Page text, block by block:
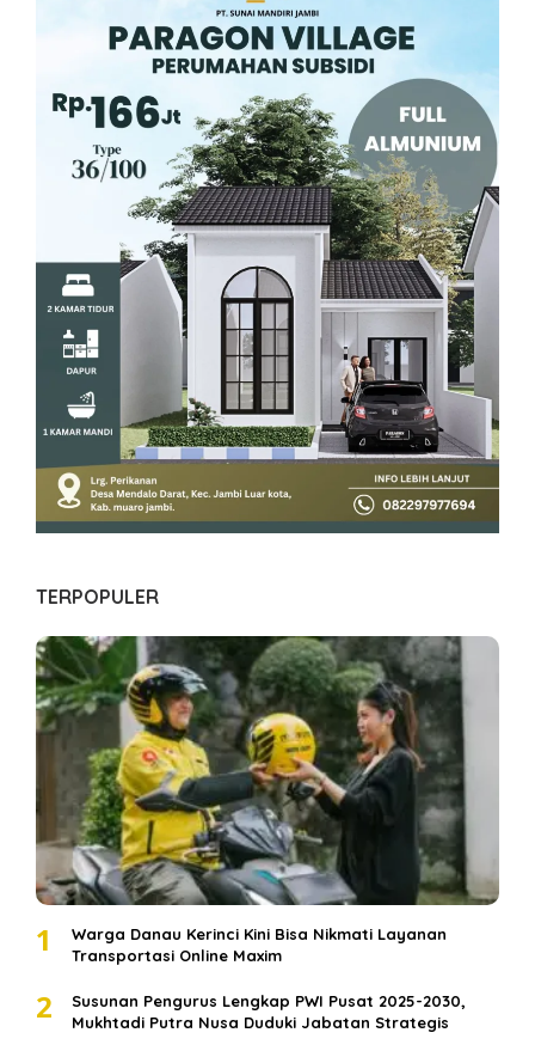
TERPOPULER
1
Warga Danau Kerinci Kini Bisa Nikmati Layanan
Transportasi Online Maxim
2
Susunan Pengurus Lengkap PWI Pusat 2025-2030,
Mukhtadi Putra Nusa Duduki Jabatan Strategis